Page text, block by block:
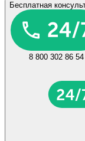
Бесплатная
8 800 302 86 54